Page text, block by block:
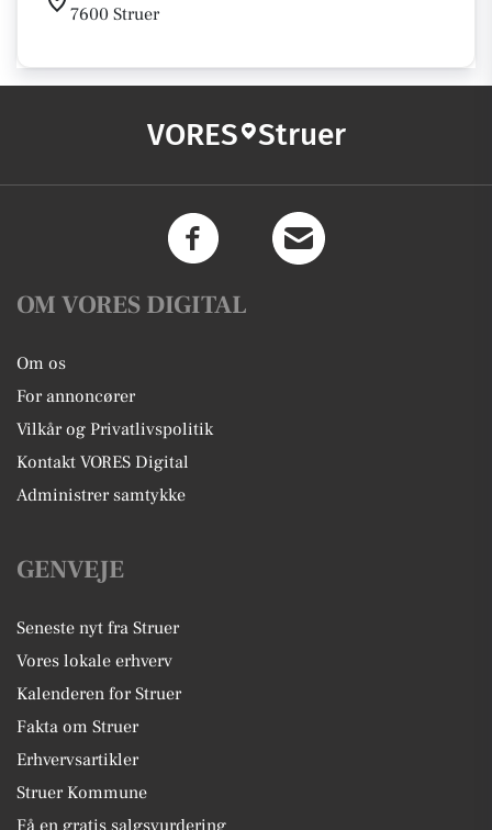
7600 Struer
VORES Struer
OM VORES DIGITAL
Om os
For annoncører
Vilkår og Privatlivspolitik
Kontakt VORES Digital
Administrer samtykke
GENVEJE
Seneste nyt fra Struer
Vores lokale erhverv
Kalenderen for Struer
Fakta om Struer
Erhvervsartikler
Struer Kommune
Få en gratis salgsvurdering